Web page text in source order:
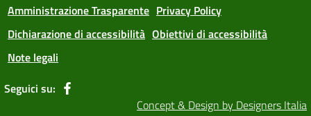
Amministrazione Trasparente Privacy Policy
Dichiarazione di accessibilità Obiettivi di accessibilità
Note legali
Seguici su:
Concept & Design by Designers Italia